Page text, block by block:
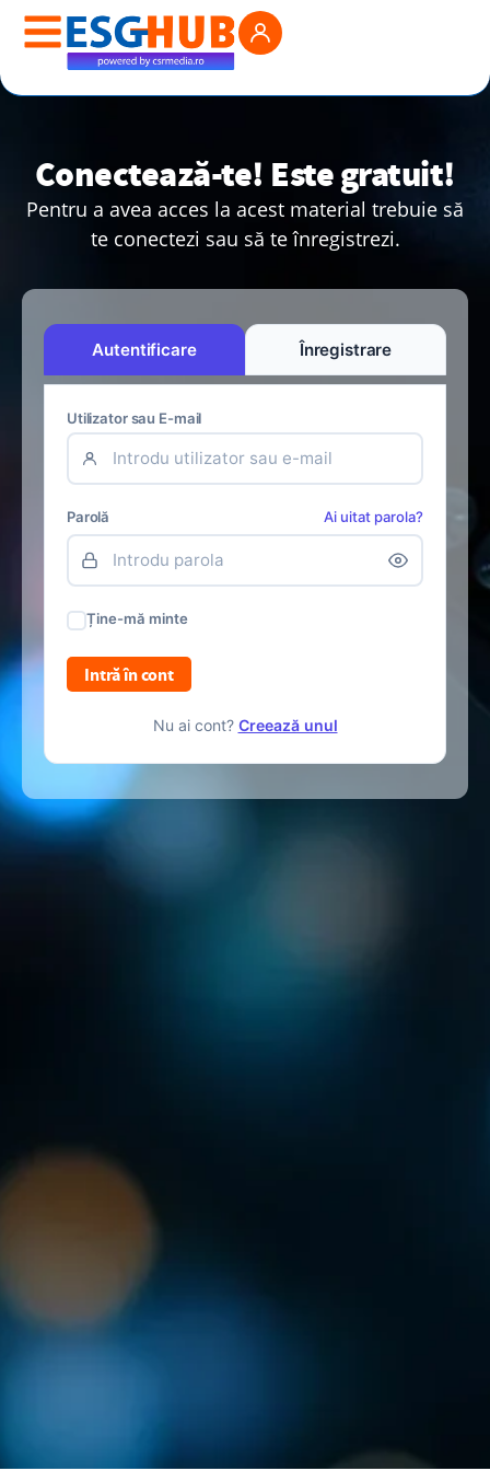
Conectează-te! Este gratuit!
Pentru a avea acces la acest material trebuie să
te conectezi sau să te înregistrezi.
Autentificare Înregistrare
Utilizator sau E-mail
Parolă Ai uitat parola?
Ține-mă minte
Intră în cont
Nu ai cont? Creează unul